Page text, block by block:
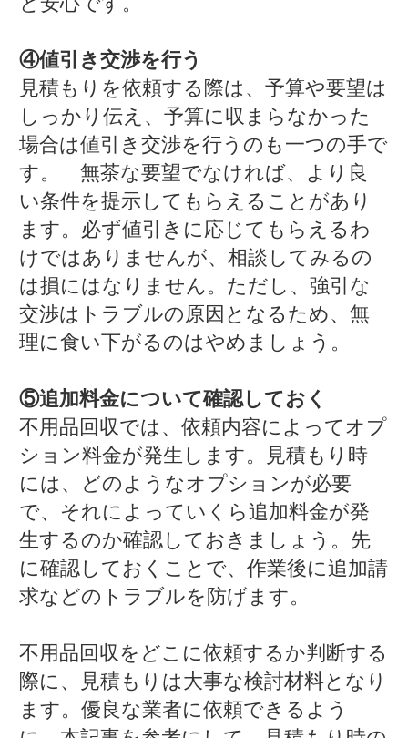
④値引き交渉を行う
見積もりを依頼する際は、予算や要望は
しっかり伝え、予算に収まらなかった
場合は値引き交渉を行うのも一つの手で
す。 無茶な要望でなければ、より良
い条件を提示してもらえることがあり
ます。必ず値引きに応じてもらえるわ
けではありませんが、相談してみるの
は損にはなりません。ただし、強引な
交渉はトラブルの原因となるため、無
理に食い下がるのはやめましょう。
⑤追加料金について確認しておく
不用品回収では、依頼内容によってオプ
ション料金が発生します。見積もり時
には、どのようなオプションが必要
で、それによっていくら追加料金が発
生するのか確認しておきましょう。先
に確認しておくことで、作業後に追加請
求などのトラブルを防げます。
不用品回収をどこに依頼するか判断する
際に、見積もりは大事な検討材料となり
ます。優良な業者に依頼できるよう